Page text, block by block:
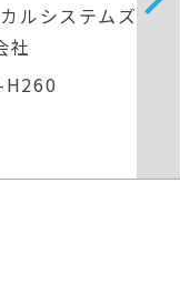
ルシステムズ株式
社
H260